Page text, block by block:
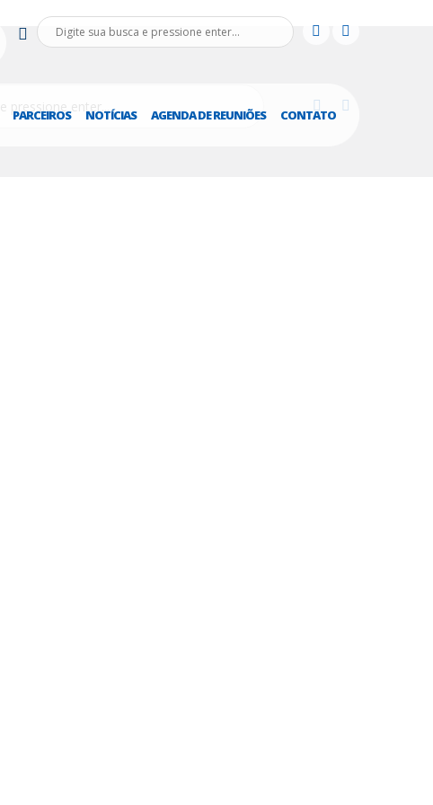
PARCEIROS NOTÍCIAS AGENDA DE REUNIÕES CONTATO